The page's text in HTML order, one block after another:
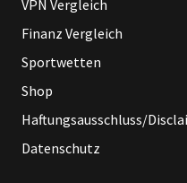
VPN Vergleich
Finanz Vergleich
Sportwetten
Shop
Haftungsausschluss/
Datenschutz